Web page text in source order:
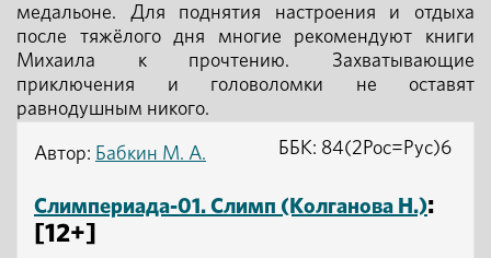
медальоне. Для поднятия настроения и отдыха
после тяжёлого дня многие рекомендуют книги
Михаила к прочтению. Захватывающие
приключения и головоломки не оставят
равнодушным никого.
Автор: Бабкин М. А.
Слимпериада-01. Слимп (Колганова Н.):
[12+]
ББК: 84(2Рос=Рус)6